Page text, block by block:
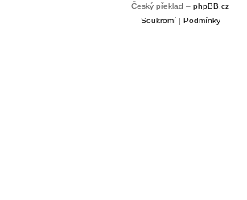
Český překlad – phpBB.cz
Soukromí| Podmínky